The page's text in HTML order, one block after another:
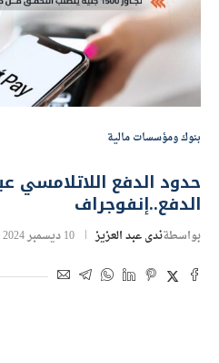
بنوك ومؤسسات مالية
حدود الدفع اللاتلامسي
الدفع..إنفوجراف
بواسطة ندى عبد العزيز 10 ديسمبر 2024 | 2:51 م